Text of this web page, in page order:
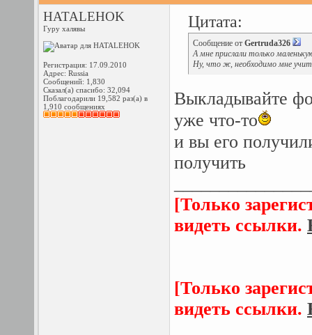
HATALEHOK
Гуру халявы
Регистрация: 17.09.2010
Адрес: Russia
Сообщений: 1,830
Сказал(а) спасибо: 32,094
Поблагодарили 19,582 раз(а) в
1,910 сообщениях
Цитата:
Сообщение от Gertruda326
А мне прислали только
Ну, что ж, необходимо мне
Выкладывайте
уже что-то
и вы его
получить
[Только
видеть ссылки.
[Только
видеть ссылки.